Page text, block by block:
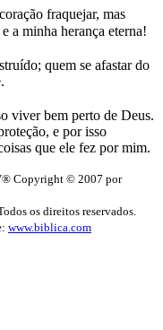
fraquejar, mas
a minha herança eterna!
quem se afastar do
viver bem perto de Deus.
e por isso
que ele fez por mim.
Copyright © 2007 por
os direitos reservados.
www.biblica.com